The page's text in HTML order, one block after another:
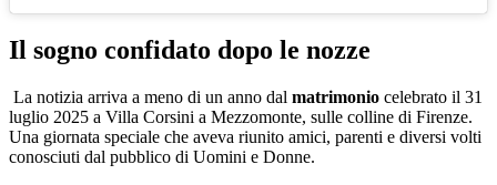
Il sogno confidato dopo le nozze
La notizia arriva a meno di un anno dal matrimonio celebrato il 31
luglio 2025 a Villa Corsini a Mezzomonte, sulle colline di Firenze.
Una giornata speciale che aveva riunito amici, parenti e diversi volti
conosciuti dal pubblico di Uomini e Donne.